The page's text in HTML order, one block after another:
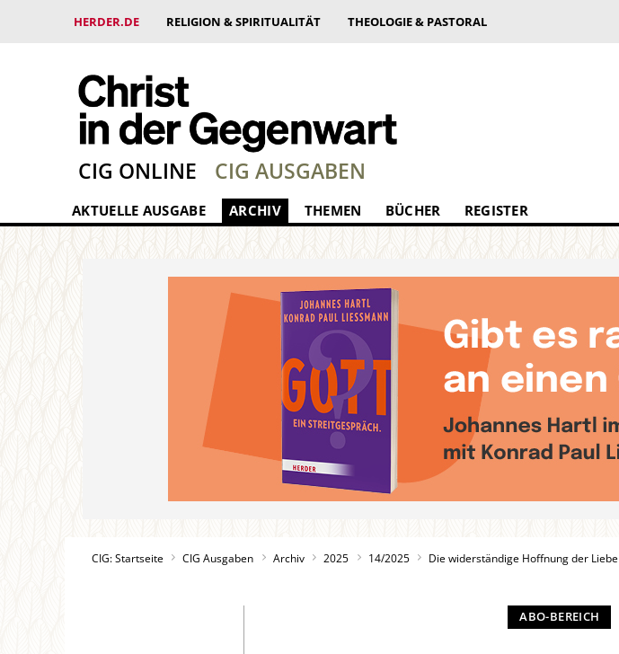
HERDER.DE RELIGION & SPIRITUALITÄT THEOLOGIE & PASTORAL
CIG ONLINE CIG AUSGABEN
AKTUELLE AUSGABE ARCHIV THEMEN BÜCHER REGISTER
CIG: Startseite CIG Ausgaben Archiv 2025 14/2025 Die widerständige Hoffnung der Liebe